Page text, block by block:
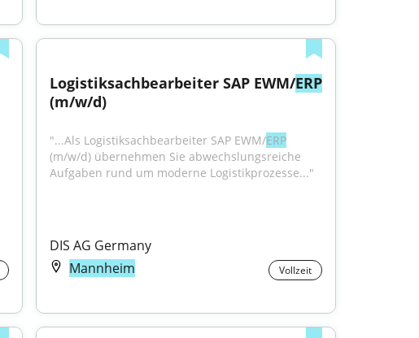
Logistiksachbearbeiter SAP EWM/ERP
(m/w/d)
"...Als Logistiksachbearbeiter SAP EWM/ERP
(m/w/d) übernehmen Sie abwechslungsreiche
Aufgaben rund um moderne Logistikprozesse..."
DIS AG Germany
Mannheim
Vollzeit